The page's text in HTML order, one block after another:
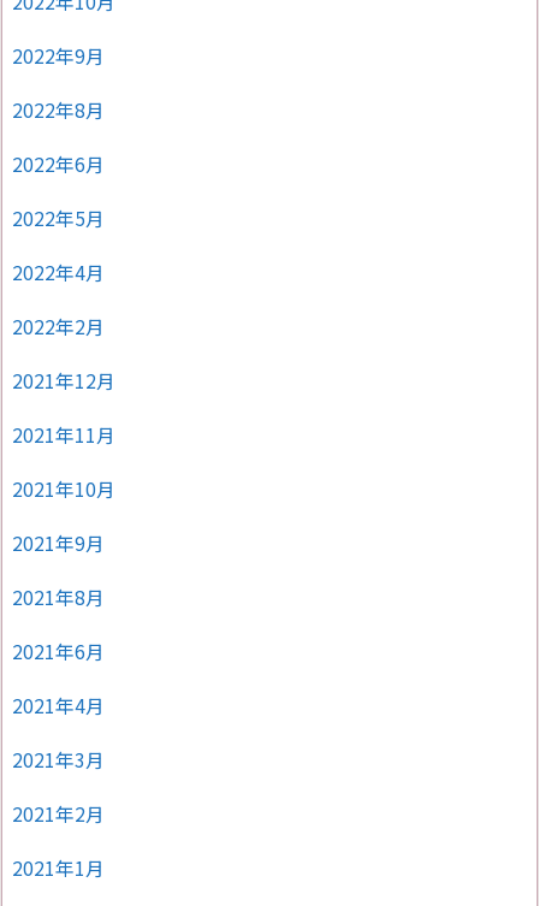
2022年9月
2022年8月
2022年6月
2022年5月
2022年4月
2022年2月
2021年12月
2021年11月
2021年10月
2021年9月
2021年8月
2021年6月
2021年4月
2021年3月
2021年2月
2021年1月